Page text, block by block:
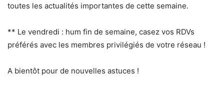
toutes les actualités importantes de cette semaine.
** Le vendredi : hum fin de semaine, casez vos RDVs
préférés avec les membres privilégiés de votre réseau !
A bientôt pour de nouvelles astuces !